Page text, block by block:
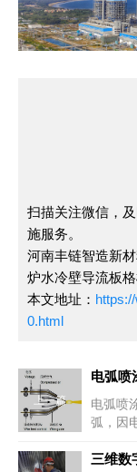
扫描关注微信，
施服务。
河南丰链智造新
炉水冷壁导流板格
本文地址：
0.html
上一篇
电弧喷
电弧喷
弧，因
主要包